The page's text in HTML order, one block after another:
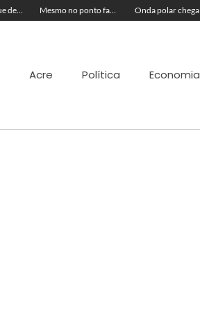
Mesmo no ponto facultativo, prefeitura de Cruzeiro do Sul mantém serviços de infraestrutura em vários pontos da cidade Onda polar chega ao Acre na próxima terça-feira e deve provocar chuvas e queda nas temperaturas
Acre Política Economia